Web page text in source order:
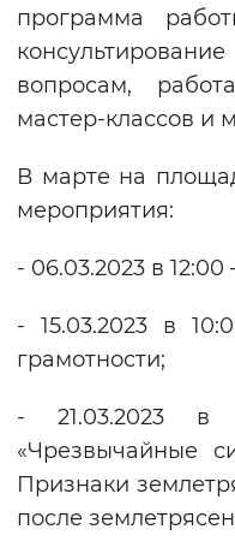
программа
вопросам,
мастер-классов и
В марте на
мероприятия:
- 06.03.2023 в
- 15.03.2023 в
грамотности;
- 21.03.2023
«Чрезвычайные
Признаки
после